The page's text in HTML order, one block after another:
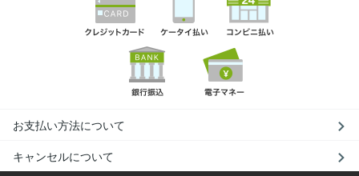
お支払い方法について
キャンセルについて